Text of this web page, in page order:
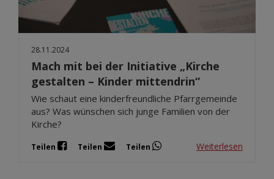
28.11.2024
Mach mit bei der Initiative „Kirche
gestalten – Kinder mittendrin“
Wie schaut eine kinderfreundliche Pfarrgemeinde
aus? Was wünschen sich junge Familien von der
Kirche?
Teilen Teilen Teilen Weiterlesen